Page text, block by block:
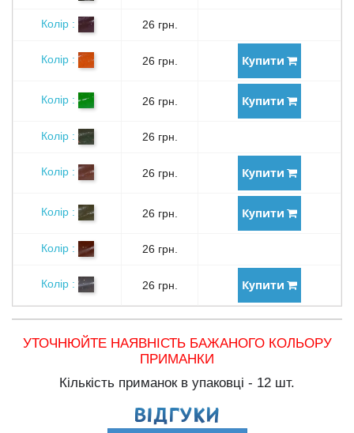
Колір : 26 грн.
Колір : 26 грн. Купити
Колір : 26 грн. Купити
Колір : 26 грн.
Колір : 26 грн. Купити
Колір : 26 грн. Купити
Колір : 26 грн.
Колір : 26 грн. Купити
УТОЧНЮЙТЕ НАЯВНІСТЬ БАЖАНОГО КОЛЬОРУ
ПРИМАНКИ
Кількість приманок в упаковці - 12 шт.
ВIДГУКИ